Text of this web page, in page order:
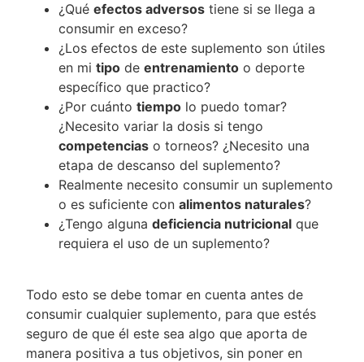
¿Qué efectos adversos tiene si se llega a
consumir en exceso? ⁣
¿Los efectos de este suplemento son útiles
en mi tipo de entrenamiento o deporte
específico que practico? ⁣
¿Por cuánto tiempo lo puedo tomar?
¿Necesito variar la dosis si tengo
competencias o torneos? ¿Necesito una
etapa de descanso del suplemento? ⁣
Realmente necesito consumir un suplemento
o es suficiente con alimentos naturales?⁣
¿Tengo alguna deficiencia nutricional que
requiera el uso de un suplemento?
Todo esto se debe tomar en cuenta antes de
consumir cualquier suplemento, para que estés
seguro de que él este sea algo que aporta de
manera positiva a tus objetivos, sin poner en